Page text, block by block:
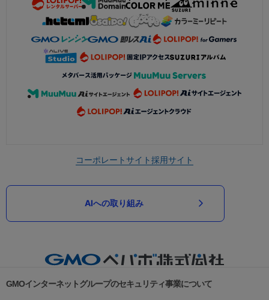
コーポレートサイト採用サイト
AIへの取り組み
GMOインターネットグループのセキュリティ事業について